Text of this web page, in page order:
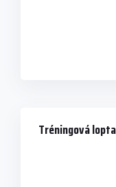
Tréningová